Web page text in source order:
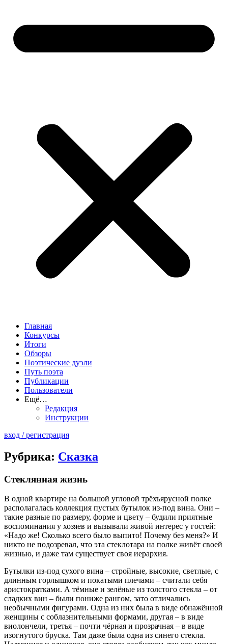
Главная
Конкурсы
Итоги
Обзоры
Поэтические дуэли
Путь поэта
Публикации
Пользователи
Ещё…
Редакция
Инструкции
вход / регистрация
Рубрика: Сказка
Стеклянная жизнь
В одной квартире на большой угловой трёхъярусной полке
располагалась коллекция пустых бутылок из-под вина. Они –
такие разные по размеру, форме и цвету – будили приятные
воспоминания у хозяев и вызывали живой интерес у гостей:
«Надо же! Сколько всего было выпито! Почему без меня?» И
никто не подозревал, что эта стеклотара на полке живёт своей
жизнью, и даже там существует своя иерархия.
Бутылки из-под сухого вина – стройные, высокие, светлые, с
длинным горлышком и покатыми плечами – считали себя
аристократками. А тёмные и зелёные из толстого стекла – от
сладких вин – были пониже рангом, зато отличались
необычными фигурами. Одна из них была в виде обнажённой
женщины с соблазнительными формами, другая – в виде
виолончели, третья – почти чёрная и прозрачная – в виде
изогнутого бруска. Там даже была одна из синего стекла.